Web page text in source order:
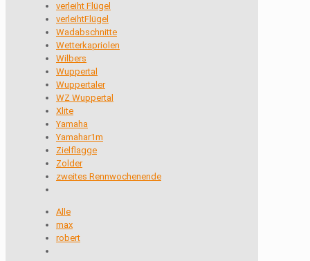
verleiht Flügel
verleihtFlügel
Wadabschnitte
Wetterkapriolen
Wilbers
Wuppertal
Wuppertaler
WZ Wuppertal
Xlite
Yamaha
Yamahar1m
Zielflagge
Zolder
zweites Rennwochenende
Alle
max
robert